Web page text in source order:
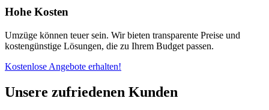
Hohe Kosten
Umzüge können teuer sein. Wir bieten transparente Preise und
kostengünstige Lösungen, die zu Ihrem Budget passen.
Kostenlose Angebote erhalten!
Unsere zufriedenen Kunden